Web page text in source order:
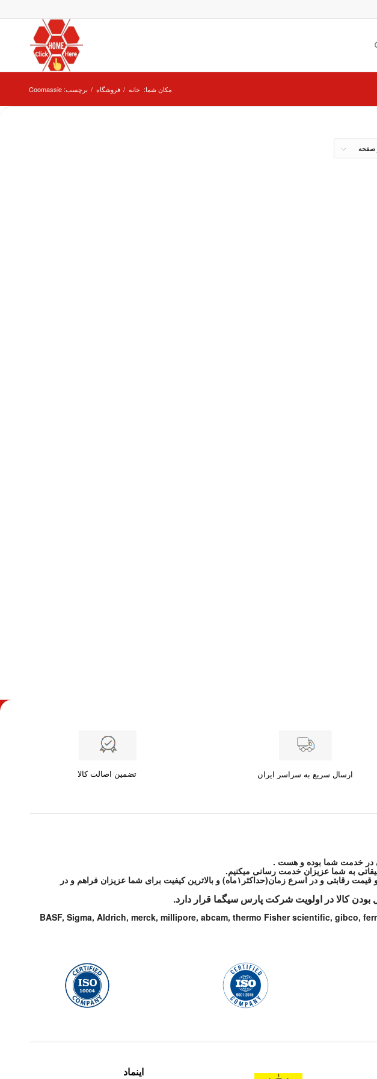
مکان شما: خانه / فروشگاه / برچسب: Coomassie
ارسال سریع به سراسر ایران تضمین اصالت کالا
به شما عزیزان خدمت رسانی میکنیم.
شرکت پارس سیگما مواد آزمایشگاهی و تحقیقاتی مورد درخواست شما از شرکتهای معتبر دنیا را با شرایط مطلوب و قیمت رقابتی و در اسرع زمان(حداکثر۱ماه) و بالاترین کیفیت برای شما عزیزان فراهم و در
بودن کالا در اولویت شرکت پارس سیگما قرار دارد.
BASF, Sigma, Aldrich, merck, millipore, abcam, thermo Fisher scientific, gibco,
اینماد